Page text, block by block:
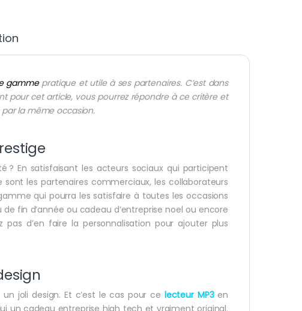
gammepratique et utile à ses partenaires. C’est dans
pour cet article, vous pourrez répondre à ce critère et
la même occasion.
En satisfaisant les acteurs sociaux qui participent
les partenaires commerciaux, les collaborateurs
qui pourra les satisfaire à toutes les occasions
de fin d’année ou cadeau d’entreprise noel ou encore
pas d’en faire la personnalisation pour ajouter plus
joli design. Et c’est le cas pour ce lecteur MP3en
un cadeau entreprise high tech et vraiment original.